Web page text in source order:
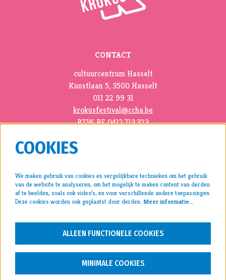
CONTACT
cultuurcentrum Hasselt
Kunstlaan 5, 3500 Hasselt
011 22 99 31
krokusfestival@ccha.be
BTW BE 0412.713.323
pers >
archief >
COOKIES
We maken gebruik van cookies en vergelijkbare technieken om het gebruik
van de website te analyseren, om het mogelijk te maken content van derden
af te beelden, zoals ook video’s, en voor verschillende andere toepassingen.
Deze cookies worden ook geplaatst door derden. Meer informatie…
ALLEEN FUNCTIONELE COOKIES
MINIMALE COOKIES